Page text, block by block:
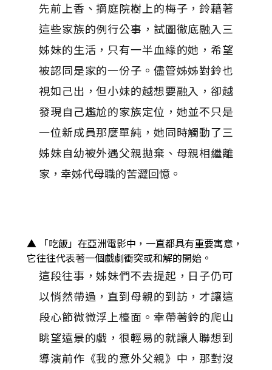
先前上香、摘庭院樹上的梅子，鈴藉著
這些家族的例行公事，試圖徹底融入三
姊妹的生活，只有一半血緣的她，希望
被認同是家的一份子。儘管姊姊對鈴也
視如己出，但小妹的越想要融入，卻越
發現自己尷尬的家族定位，她並不只是
一位新成員那麼單純，她同時觸動了三
姊妹自幼被外遇父親拋棄、母親相繼離
家，幸姊代母職的苦澀回憶。
▲ 「吃飯」在亞洲電影中，一直都具有重要寓意，
它往往代表著一個戲劇衝突或和解的開始。
這段往事，姊妹們不去提起，日子仍可
以悄然帶過，直到母親的到訪，才讓這
段心節微微浮上檯面。幸帶著鈴的爬山
眺望遠景的戲，很輕易的就讓人聯想到
導演前作《我的意外父親》中，那對沒